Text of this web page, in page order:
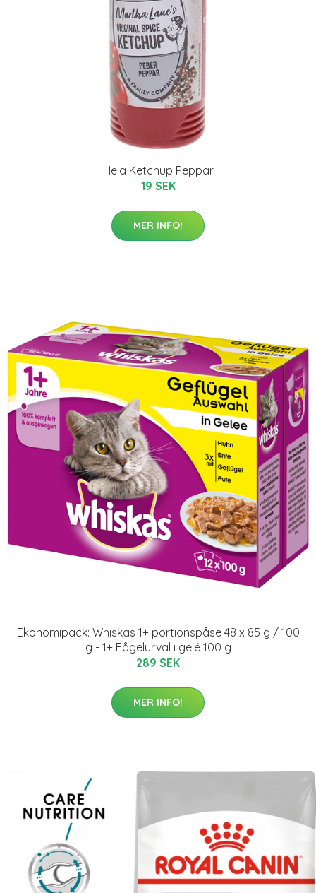
Hela Ketchup Peppar
19 SEK
MER INFO!
Ekonomipack: Whiskas 1+ portionspåse 48 x 85 g / 100
g - 1+ Fågelurval i gelé 100 g
289 SEK
MER INFO!